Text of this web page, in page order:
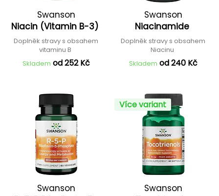
Swanson
Niacin (Vitamin B-3)
Doplněk stravy s obsahem
vitaminu B
Skladem od 252 Kč
Swanson
Niacinamide
Doplněk stravy s obsahem
Niacinu
Skladem od 240 Kč
Swanson
Více variant
Swanson